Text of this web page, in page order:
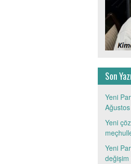
Son
Yeni
Yeni
Yeni
değişim